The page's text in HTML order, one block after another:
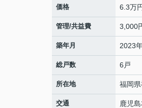
価格 6.3万
管理/共益費 3,000
築年月 2023
総戸数 6戸
所在地 福岡県
交通 鹿児